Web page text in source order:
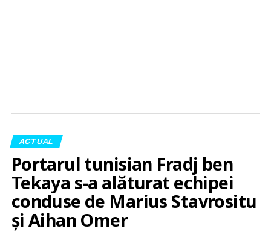
ACTUAL
Portarul tunisian Fradj ben
Tekaya s-a alăturat echipei
conduse de Marius Stavrositu
și Aihan Omer